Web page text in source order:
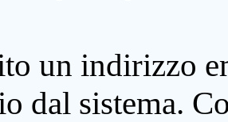
un indirizzo
dal sistema.